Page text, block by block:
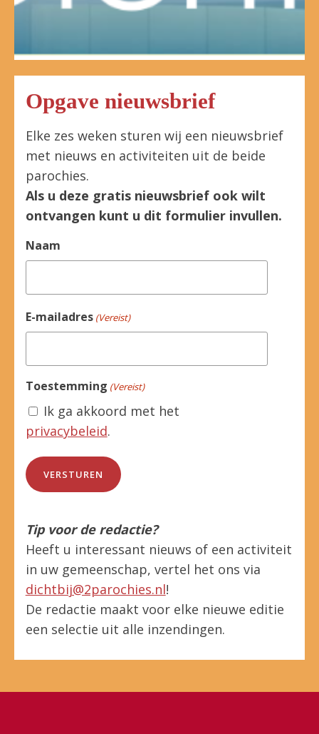
Opgave nieuwsbrief
Elke zes weken sturen wij een nieuwsbrief
met nieuws en activiteiten uit de beide
parochies.
Als u deze gratis nieuwsbrief ook wilt
ontvangen kunt u dit formulier invullen.
Naam
E-mailadres (Vereist)
Toestemming (Vereist)
Ik ga akkoord met het
privacybeleid.
Tip voor de redactie?
Heeft u interessant nieuws of een activiteit
in uw gemeenschap, vertel het ons via
dichtbij@2parochies.nl!
De redactie maakt voor elke nieuwe editie
een selectie uit alle inzendingen.